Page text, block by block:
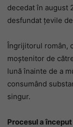
decedat în august
desfundat țevile
Îngrijitorul român,
moștenitor de
lună înainte de a
consumând
singur.
Procesul a